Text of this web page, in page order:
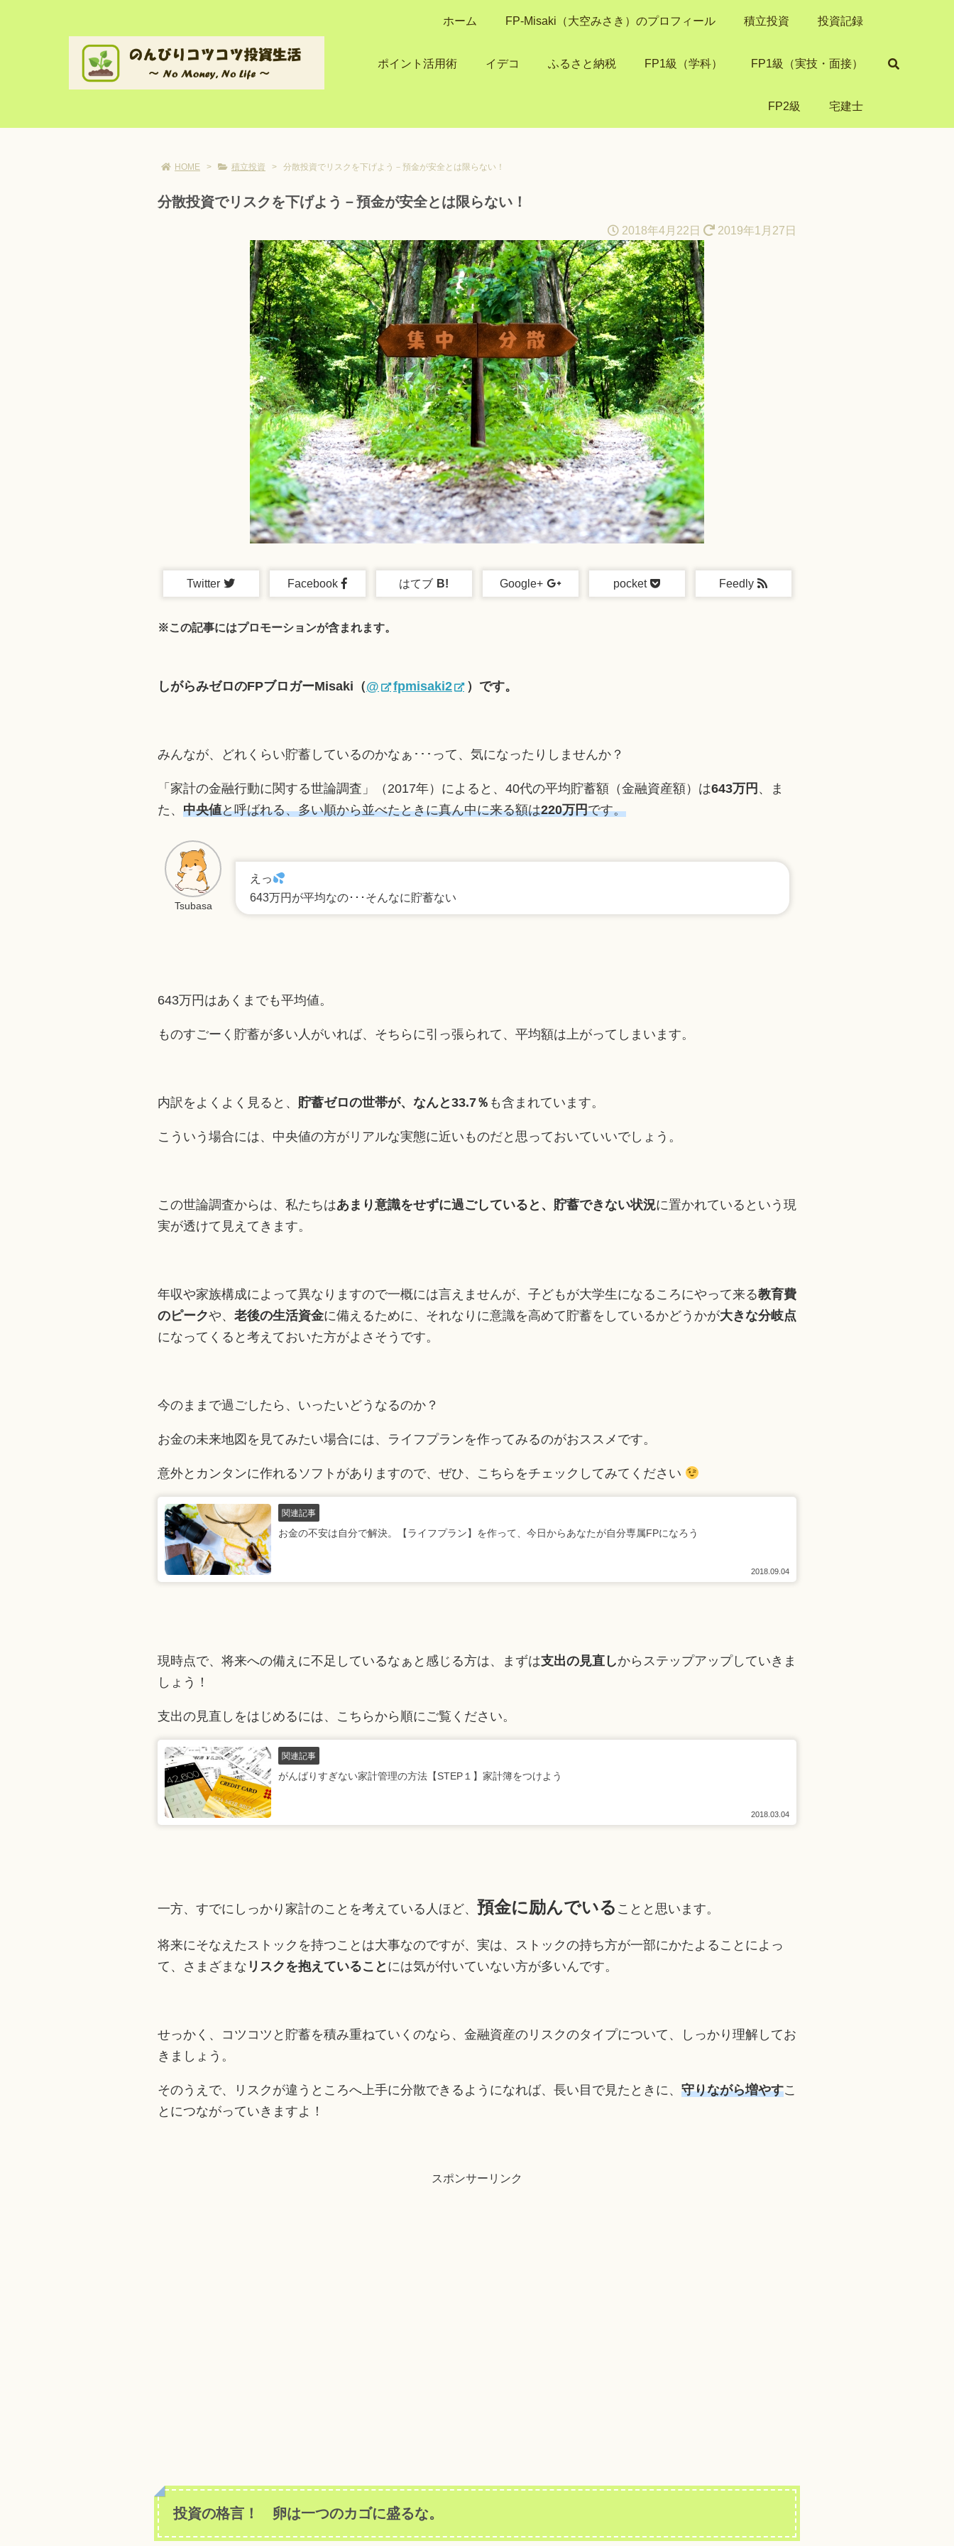
ホーム FP-Misaki（大空みさき）のプロフィール 積立投資 投資記録
ポイント活用術 イデコ ふるさと納税 FP1級（学科） FP1級（実技・面接）
FP2級 宅建士
HOME > 積立投資 > 分散投資でリスクを下げよう－預金が安全とは限らない！
分散投資でリスクを下げよう－預金が安全とは限らない！
2018年4月22日 2019年1月27日
Twitter Facebook はてブ B! Google+ pocket Feedly
※この記事にはプロモーションが含まれます。
しがらみゼロのFPブロガーMisaki（@ fpmisaki2 ）です。
みんなが、どれくらい貯蓄しているのかなぁ･･･って、気になったりしませんか？
「家計の金融行動に関する世論調査」（2017年）によると、40代の平均貯蓄額（金融資産額）は643万円 、ま
た、 中央値と呼ばれる、多い順から並べたときに真ん中に来る額は220万円です。
Tsubasa
えっ
643万円が平均なの･･･そんなに貯蓄ない
643万円はあくまでも平均値。
ものすごーく貯蓄が多い人がいれば、そちらに引っ張られて、平均額は上がってしまいます。
内訳をよくよく見ると、 貯蓄ゼロの世帯が、なんと33.7％ も含まれています。
こういう場合には、中央値の方がリアルな実態に近いものだと思っておいていいでしょう。
この世論調査からは、私たちはあまり意識をせずに過ごしていると、貯蓄できない状況に置かれているという現
実が透けて見えてきます。
年収や家族構成によって異なりますので一概には言えませんが、子どもが大学生になるころにやって来る教育費
のピークや、 老後の生活資金に備えるために、それなりに意識を高めて貯蓄をしているかどうかが大きな分岐点
になってくると考えておいた方がよさそうです。
今のままで過ごしたら、いったいどうなるのか？
お金の未来地図を見てみたい場合には、ライフプランを作ってみるのがおススメです。
意外とカンタンに作れるソフトがありますので、ぜひ、こちらをチェックしてみてください
関連記事
お金の不安は自分で解決。【ライフプラン】を作って、今日からあなたが自分専属FPになろう
2018.09.04
現時点で、将来への備えに不足しているなぁと感じる方は、まずは支出の見直しからステップアップしていきま
しょう！
支出の見直しをはじめるには、こちらから順にご覧ください。
関連記事
がんばりすぎない家計管理の方法【STEP１】家計簿をつけよう
2018.03.04
一方、すでにしっかり家計のことを考えている人ほど、 預金に励んでいる ことと思います。
将来にそなえたストックを持つことは大事なのですが、実は、ストックの持ち方が一部にかたよることによっ
て、さまざまな リスクを抱えていること には気が付いていない方が多いんです。
せっかく、コツコツと貯蓄を積み重ねていくのなら、金融資産のリスクのタイプについて、しっかり理解してお
きましょう。
そのうえで、リスクが違うところへ上手に分散できるようになれば、長い目で見たときに、 守りながら増やすこ
とにつながっていきますよ！
スポンサーリンク
投資の格言！ 卵は一つのカゴに盛るな。